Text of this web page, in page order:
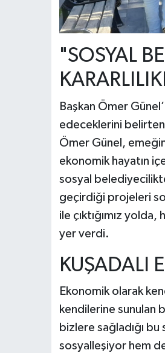
"SOSYAL
Başkan Ömer
edeceklerini belirten
Ömer Günel,
ekonomik hayatın
sosyal
geçirdiği projeleri
ile çıktığımız
yer verdi.
​KUŞADALI
​Ekonomik olarak
kendilerine sunulan
bizlere sağladığı
sosyalleşiyor hem